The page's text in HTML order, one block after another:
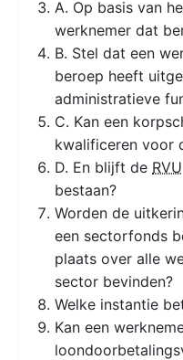
A. Op basis van
werknemer dat
B. Stel dat een
beroep heeft
administratieve
C. Kan een
kwalificeren voor
D. En blijft de RVU
bestaan?
Worden de
een sectorfonds
plaats over alle
sector bevinden?
Welke instantie
Kan een